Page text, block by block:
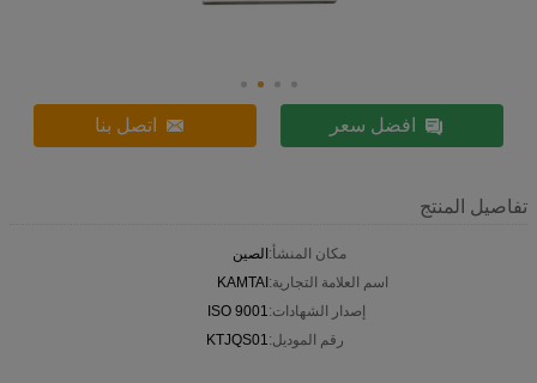
افضل سعر اتصل بنا
تفاصيل المنتج
مكان المنشأ:الصين
اسم العلامة التجارية:KAMTAI
إصدار الشهادات:ISO 9001
رقم الموديل:KTJQS01